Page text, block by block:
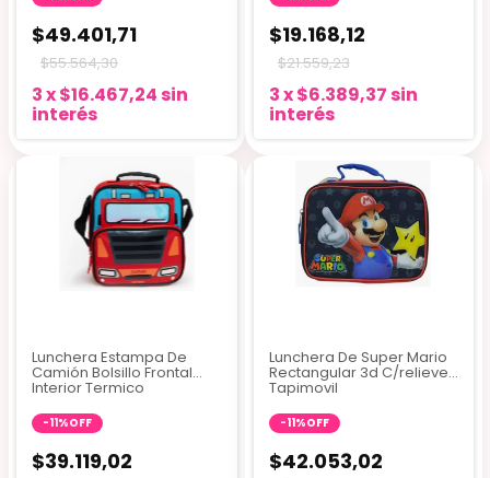
$49.401,71
$55.564,30
3x$16.467,24 sin
interés
$19.168,12
$21.559,23
3x$6.389,37 sin
interés
Lunchera Estampa De
Camión Bolsillo Frontal
Interior Termico
-11%OFF
$39.119,02
Lunchera De Super Mario
Rectangular 3d C/relieve
Tapimovil
-11%OFF
$42.053,02